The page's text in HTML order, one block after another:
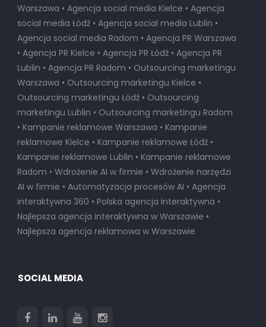
Warszawa • Agencja social media Kielce • Agencja
social media Łódź • Agencja social media Lublin •
Agencja social media Radom • Agencja PR Warszawa
• Agencja PR Kielce • Agencja PR Łódź • Agencja PR
Lublin • Agencja PR Radom • Outsourcing marketingu
Warszawa • Outsourcing marketingu Kielce •
Outsourcing marketingu Łódź • Outsourcing
marketingu Lublin • Outsourcing marketingu Radom
• Kampanie reklamowe Warszawa • Kampanie
reklamowe Kielce • Kampanie reklamowe Łódź •
Kampanie reklamowe Lublin • Kampanie reklamowe
Radom • Wdrożenie AI w firmie • Wdrożenie narzędzi
AI w firmie • Automatyzacja procesów AI • Agencja
interaktywna 360 • Polska agencja interaktywna •
Najlepsza agencja interaktywna w Warszawie •
Najlepsza agencja reklamowa w Warszawie
SOCIAL MEDIA